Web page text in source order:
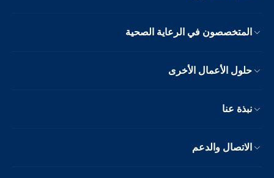
المتخصصون في الرعاية الصحية
حلول الأعمال الأخرى
نبذة عنا
الاتصال والدعم